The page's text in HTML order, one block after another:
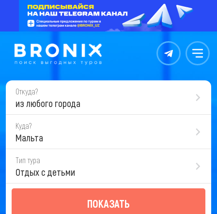
Контакты Меню
Откуда?
из любого города
Куда?
Мальта
Тип тура
Отдых с детьми
ПОКАЗАТЬ